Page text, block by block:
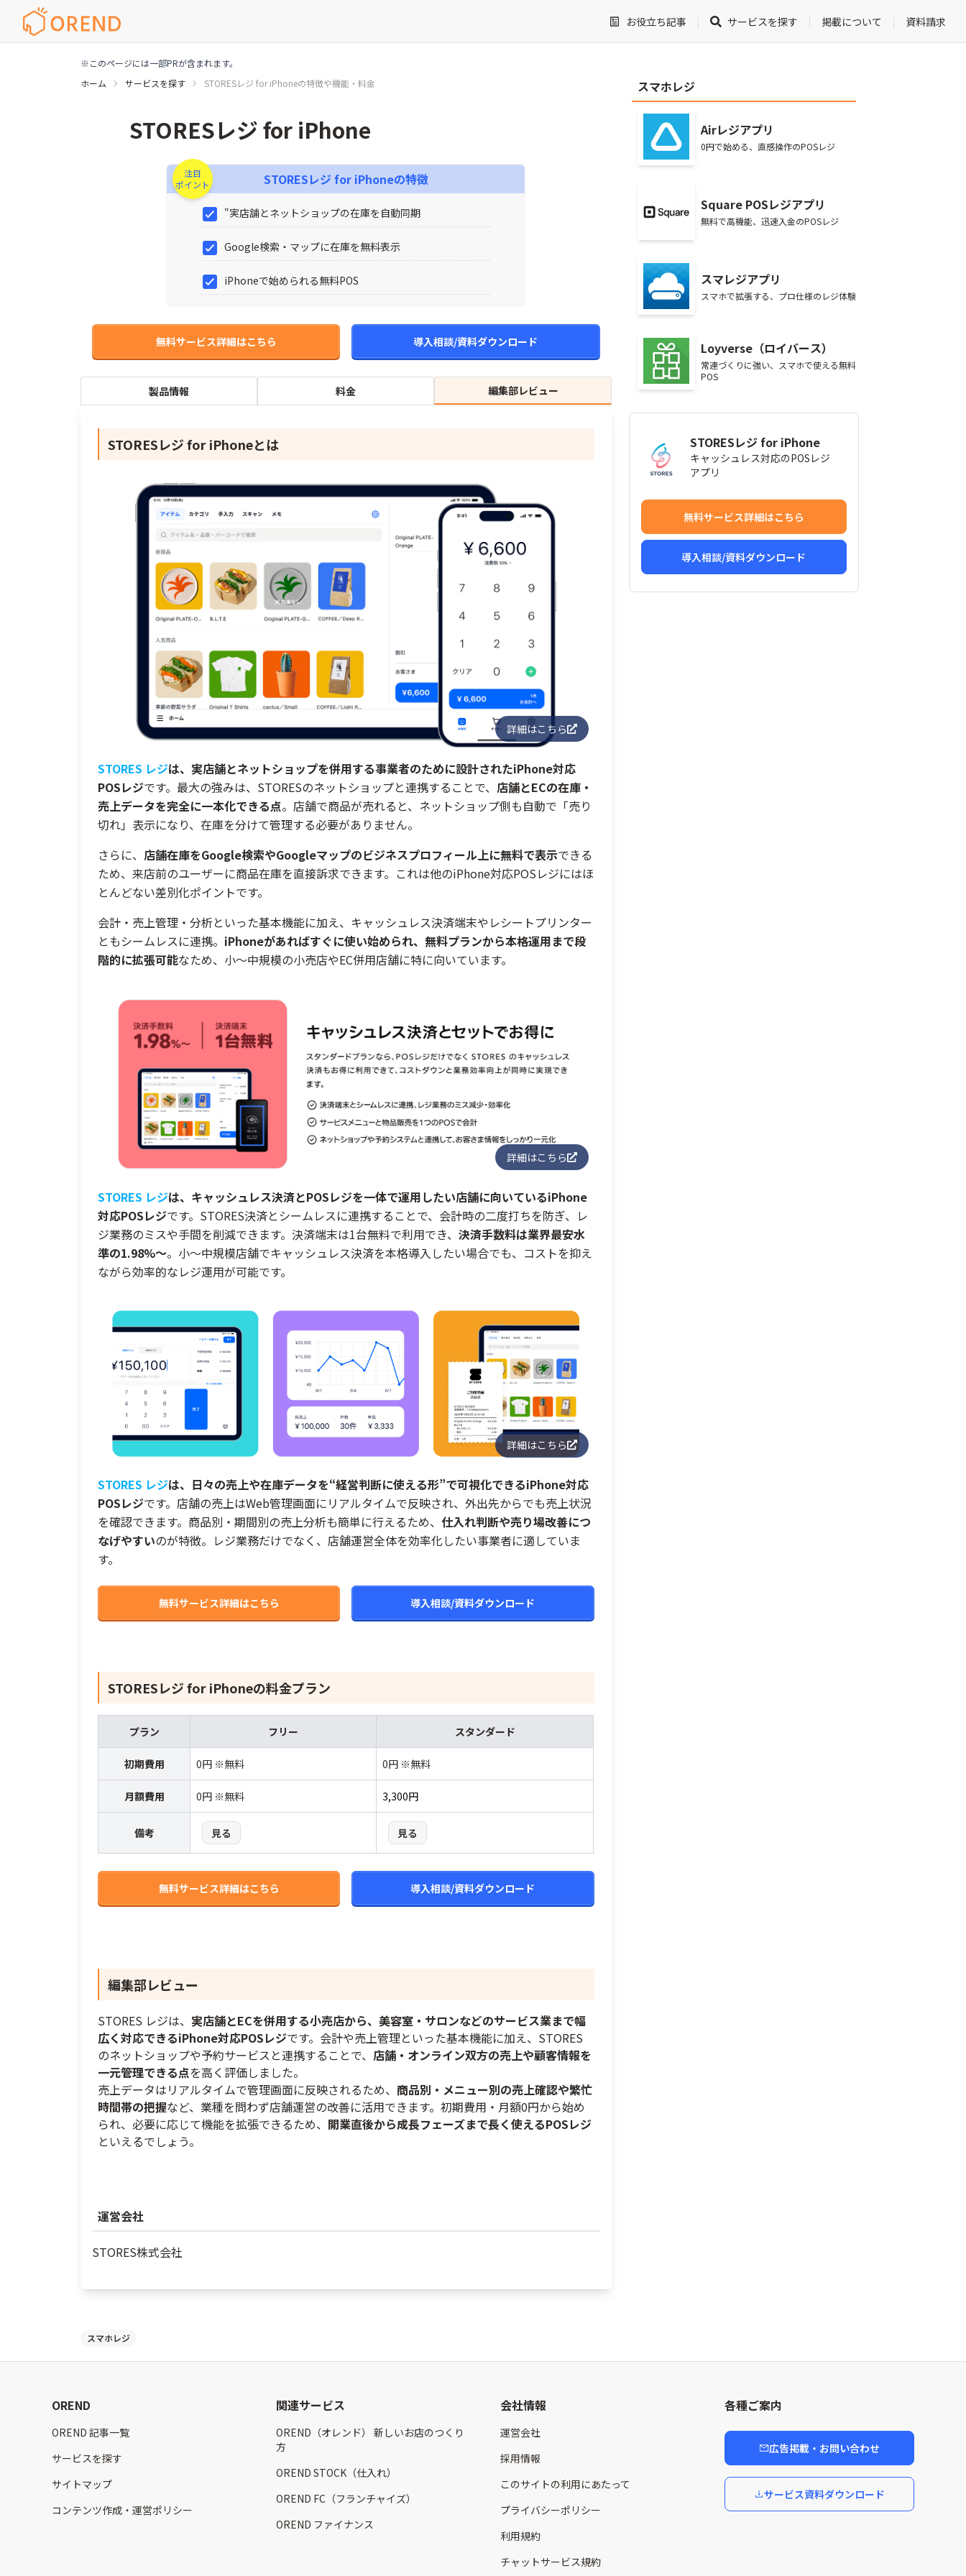
お役立ち記事 サービスを探す 掲載について 資料請求
※このページには一部PRが含まれます。
ホーム
サービスを探す STORESレジ for iPhoneの特徴や機能・料金
STORESレジ for iPhone
注目
ポイント
STORESレジ for iPhoneの特徴
"実店舗とネットショップの在庫を自動同期
Google検索・マップに在庫を無料表示
iPhoneで始められる無料POS
無料サービス詳細はこちら 導入相談/資料ダウンロード
製品情報 料金 編集部レビュー
STORESレジ for iPhoneとは
詳細はこちら
STORES レジは、実店舗とネットショップを併用する事業者のために設計されたiPhone対応
POSレジです。最大の強みは、STORESのネットショップと連携することで、 店舗とECの在庫・
売上データを完全に一本化できる点。店舗で商品が売れると、ネットショップ側も自動で「売り
切れ」表示になり、在庫を分けて管理する必要がありません。
さらに、 店舗在庫をGoogle検索やGoogleマップのビジネスプロフィール上に無料で表示できる
ため、来店前のユーザーに商品在庫を直接訴求できます。これは他のiPhone対応POSレジにはほ
とんどない差別化ポイントです。
会計・売上管理・分析といった基本機能に加え、キャッシュレス決済端末やレシートプリンター
ともシームレスに連携。 iPhoneがあればすぐに使い始められ、無料プランから本格運用まで段
階的に拡張可能なため、小〜中規模の小売店やEC併用店舗に特に向いています。
詳細はこちら
STORES レジは、キャッシュレス決済とPOSレジを一体で運用したい店舗に向いているiPhone
対応POSレジです。STORES決済とシームレスに連携することで、会計時の二度打ちを防ぎ、レ
ジ業務のミスや手間を削減できます。決済端末は1台無料で利用でき、 決済手数料は業界最安水
準の1.98%〜。小〜中規模店舗でキャッシュレス決済を本格導入したい場合でも、コストを抑え
ながら効率的なレジ運用が可能です。
詳細はこちら
STORES レジは、日々の売上や在庫データを“経営判断に使える形”で可視化できるiPhone対応
POSレジです。店舗の売上はWeb管理画面にリアルタイムで反映され、外出先からでも売上状況
を確認できます。商品別・期間別の売上分析も簡単に行えるため、 仕入れ判断や売り場改善につ
なげやすいのが特徴。レジ業務だけでなく、店舗運営全体を効率化したい事業者に適していま
す。
無料サービス詳細はこちら 導入相談/資料ダウンロード
STORESレジ for iPhoneの料金プラン
プラン フリー スタンダード
初期費用 0円 ※無料 0円 ※無料
月額費用 0円 ※無料 3,300円
備考 見る
※利用条件あり
詳細はこちら
見る
※利用条件あり
詳細はこちら
無料サービス詳細はこちら 導入相談/資料ダウンロード
編集部レビュー
STORES レジは、 実店舗とECを併用する小売店から、美容室・サロンなどのサービス業まで幅
広く対応できるiPhone対応POSレジです。会計や売上管理といった基本機能に加え、STORES
のネットショップや予約サービスと連携することで、 店舗・オンライン双方の売上や顧客情報を
一元管理できる点を高く評価しました。
売上データはリアルタイムで管理画面に反映されるため、 商品別・メニュー別の売上確認や繁忙
時間帯の把握など、業種を問わず店舗運営の改善に活用できます。初期費用・月額0円から始め
られ、必要に応じて機能を拡張できるため、 開業直後から成長フェーズまで長く使えるPOSレジ
といえるでしょう。
運営会社
STORES株式会社
スマホレジ
スマホレジ
Airレジアプリ
0円で始める、直感操作のPOSレジ
Square POSレジアプリ
無料で高機能、迅速入金のPOSレジ
スマレジアプリ
スマホで拡張する、プロ仕様のレジ体験
Loyverse（ロイバース）
常連づくりに強い、スマホで使える無料
POS
STORESレジ for iPhone
キャッシュレス対応のPOSレジ
アプリ
無料サービス詳細はこちら
導入相談/資料ダウンロード
OREND
OREND 記事一覧
サービスを探す
サイトマップ
コンテンツ作成・運営ポリシー
関連サービス
OREND（オレンド） 新しいお店のつくり
方
OREND STOCK（仕入れ）
OREND FC（フランチャイズ）
OREND ファイナンス
会社情報
運営会社
採用情報
このサイトの利用にあたって
プライバシーポリシー
利用規約
チャットサービス規約
各種ご案内
広告掲載・お問い合わせ
サービス資料ダウンロード